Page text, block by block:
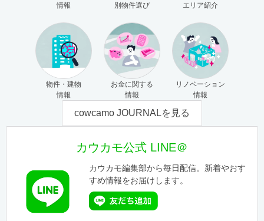
情報
別物件選び
エリア紹介
物件・建物
情報
お金に関する
情報
リノベーション
情報
cowcamo JOURNALを見る
カウカモ公式 LINE＠
カウカモ編集部から毎日配信。新着やおす
すめ情報をお届けします。